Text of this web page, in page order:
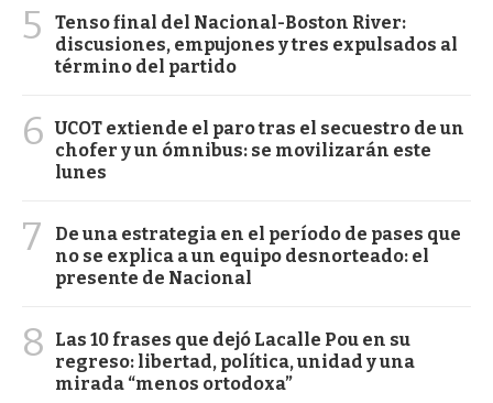
5
Tenso final del Nacional-Boston River:
discusiones, empujones y tres expulsados al
término del partido
6 UCOT extiende el paro tras el secuestro de un
chofer y un ómnibus: se movilizarán este
lunes
7
De una estrategia en el período de pases que
no se explica a un equipo desnorteado: el
presente de Nacional
8
Las 10 frases que dejó Lacalle Pou en su
regreso: libertad, política, unidad y una
mirada “menos ortodoxa”